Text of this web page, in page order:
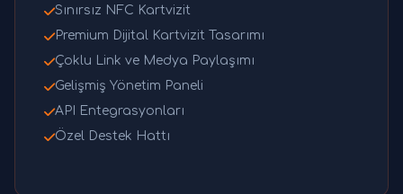
Sınırsız NFC Kartvizit
Premium Dijital Kartvizit Tasarımı
Çoklu Link ve Medya Paylaşımı
Gelişmiş Yönetim Paneli
API Entegrasyonları
Özel Destek Hattı